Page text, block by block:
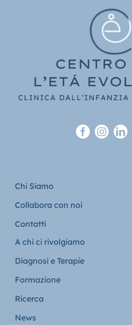
Chi Siamo
Collabora con noi
Contatti
A chi ci rivolgiamo
Diagnosi e Terapie
Formazione
Ricerca
News